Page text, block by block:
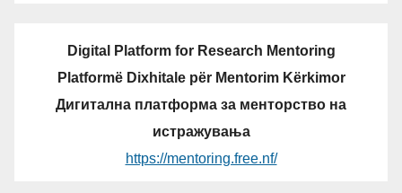
Digital Platform for Research Mentoring
Platformë Dixhitale për Mentorim Kërkimor
Дигитална платформа за менторство на
истражувања
https://mentoring.free.nf/